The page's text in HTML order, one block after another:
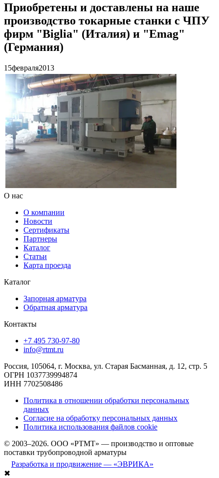
Приобретены и доставлены на наше
производство токарные станки с ЧПУ
фирм "Biglia" (Италия) и "Emag"
(Германия)
15февраля2013
О нас
О компании
Новости
Сертификаты
Партнеры
Каталог
Статьи
Карта проезда
Каталог
Запорная арматура
Обратная арматура
Контакты
+7 495 730-97-80
info@rtmt.ru
Россия, 105064, г. Москва, ул. Старая Басманная, д. 12, стр. 5
ОГРН 1037739994874
ИНН 7702508486
Политика в отношении обработки персональных
данных
Согласие на обработку персональных данных
Политика использования файлов cookie
© 2003–2026. ООО «РТМТ» — производство и оптовые
поставки трубопроводной арматуры
Разработка и продвижение — «ЭВРИКА»
✖